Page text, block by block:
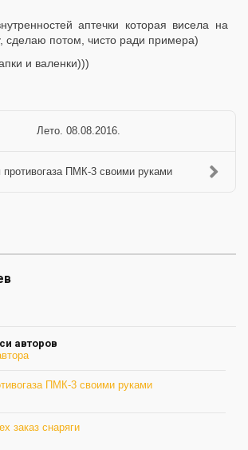
аптечки которая висела на
сделаю потом, чисто ради примера)
и валенки)))
Лето. 08.08.2016.
ПМК-3 своими руками
авторов
ПМК-3 своими руками
заказ снаряги